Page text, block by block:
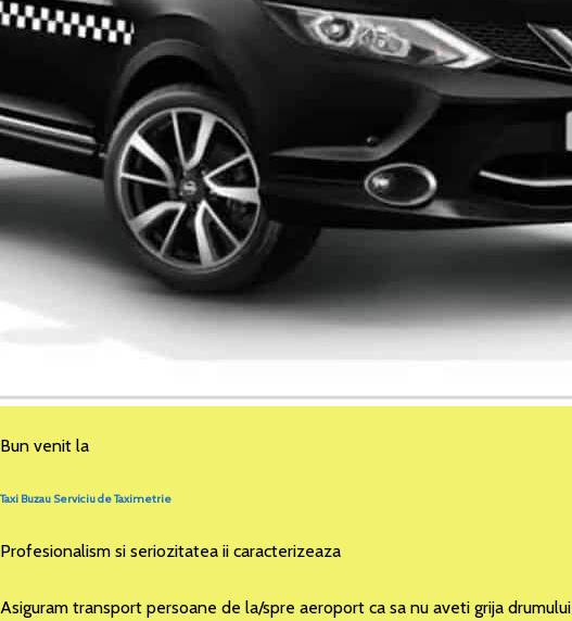
Bun venit la
Taxi Buzau Serviciu de Taximetrie
Profesionalism si seriozitatea ii caracterizeaza
Asiguram transport persoane de la/spre aeroport ca sa nu aveti grija drumului